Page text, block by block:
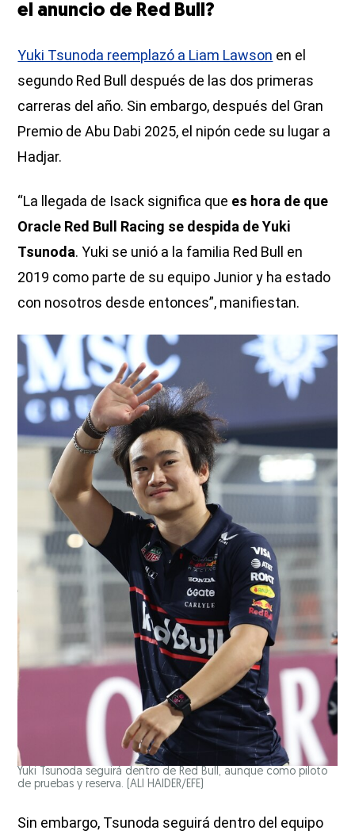
el anuncio de Red Bull?
Yuki Tsunoda reemplazó a Liam Lawson en el
segundo Red Bull después de las dos primeras
carreras del año. Sin embargo, después del Gran
Premio de Abu Dabi 2025, el nipón cede su lugar a
Hadjar.
“La llegada de Isack significa que es hora de que
Oracle Red Bull Racing se despida de Yuki
Tsunoda. Yuki se unió a la familia Red Bull en
2019 como parte de su equipo Junior y ha estado
con nosotros desde entonces”, manifiestan.
Yuki Tsunoda seguirá dentro de Red Bull, aunque como piloto
de pruebas y reserva. (ALI HAIDER/EFE)
Sin embargo, Tsunoda seguirá dentro del equipo